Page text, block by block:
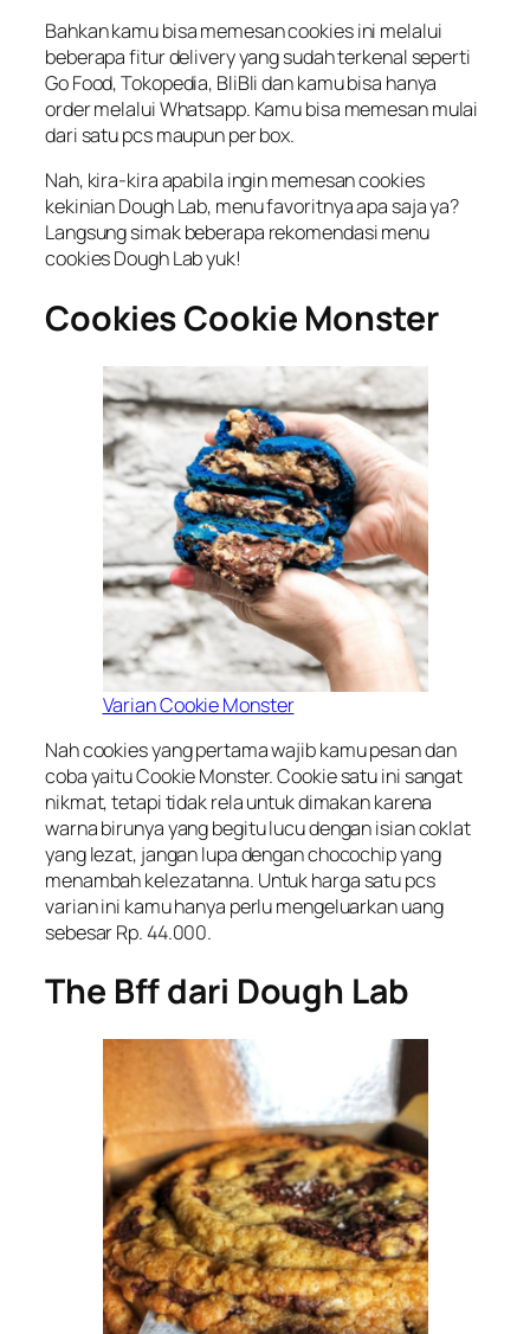
Bahkan kamu bisa memesan cookies ini melalui
beberapa fitur delivery yang sudah terkenal seperti
Go Food, Tokopedia, BliBli dan kamu bisa hanya
order melalui Whatsapp. Kamu bisa memesan mulai
dari satu pcs maupun per box.
Nah, kira-kira apabila ingin memesan cookies
kekinian Dough Lab, menu favoritnya apa saja ya?
Langsung simak beberapa rekomendasi menu
cookies Dough Lab yuk!
Cookies Cookie Monster
Varian Cookie Monster
Nah cookies yang pertama wajib kamu pesan dan
coba yaitu Cookie Monster. Cookie satu ini sangat
nikmat, tetapi tidak rela untuk dimakan karena
warna birunya yang begitu lucu dengan isian coklat
yang lezat, jangan lupa dengan chocochip yang
menambah kelezatanna. Untuk harga satu pcs
varian ini kamu hanya perlu mengeluarkan uang
sebesar Rp. 44.000.
The Bff dari Dough Lab